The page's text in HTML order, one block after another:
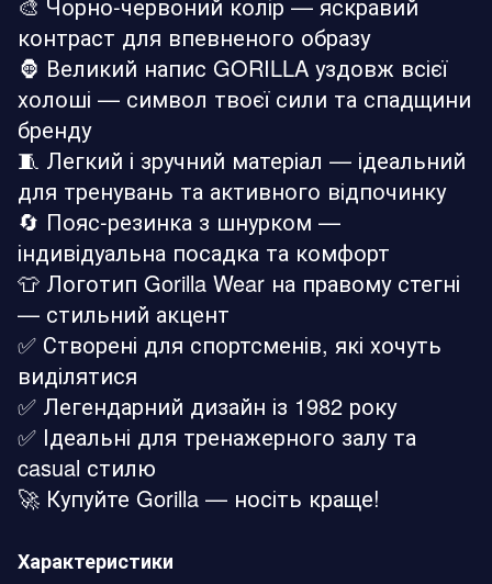
контраст для впевненого образу
🦍 Великий напис GORILLA уздовж всієї
холоші — символ твоєї сили та спадщини
бренду
🧵 Легкий і зручний матеріал — ідеальний
для тренувань та активного відпочинку
🔄 Пояс-резинка з шнурком —
індивідуальна посадка та комфорт
👕 Логотип Gorilla Wear на правому стегні
— стильний акцент
✅ Створені для спортсменів, які хочуть
виділятися
✅ Легендарний дизайн із 1982 року
✅ Ідеальні для тренажерного залу та
casual стилю
🚀 Купуйте Gorilla — носіть краще!
Характеристики